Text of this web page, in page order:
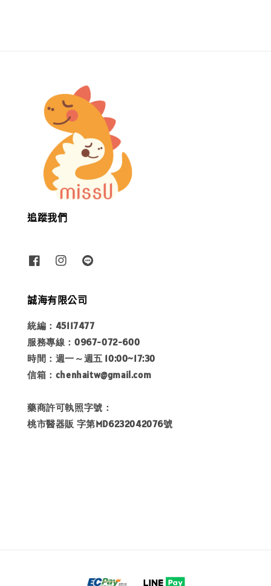
追蹤我們
誠海有限公司
統編：45117477
服務專線：0967-072-600
時間：週一～週五 10:00~17:30
信箱：chenhaitw@gmail.com
藥商許可執照字號：
桃市醫器販 字第MD6232042076號